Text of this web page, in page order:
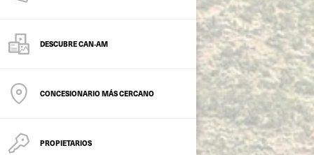
DESCUBRE CAN‑AM
CONCESIONARIO MÁS CERCANO
PROPIETARIOS